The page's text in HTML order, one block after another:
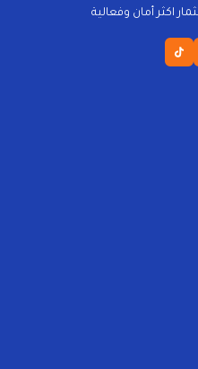
اكثر أمان وفعالية